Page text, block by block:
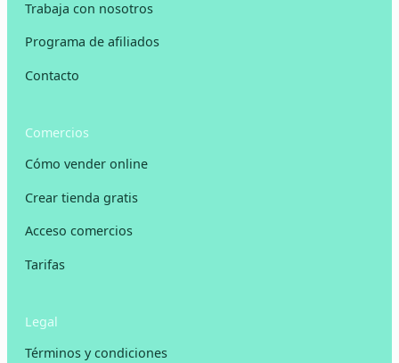
Trabaja con nosotros
Programa de afiliados
Contacto
Comercios
Cómo vender online
Crear tienda gratis
Acceso comercios
Tarifas
Legal
Términos y condiciones